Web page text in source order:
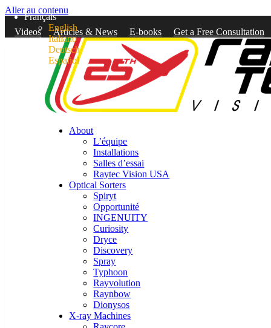
Aller au contenu
Videos Articles & News E-books Get a Free Consultation
Main
Navigation
About
L’équipe
Installations
Salles d’essai
Raytec Vision USA
Optical Sorters
Spiryt
Opportunité
INGENUITY
Curiosity
Dryce
Discovery
Spray
Typhoon
Rayvolution
Raynbow
Dionysos
X-ray Machines
Français
English
Italiano
Deutsch
Español